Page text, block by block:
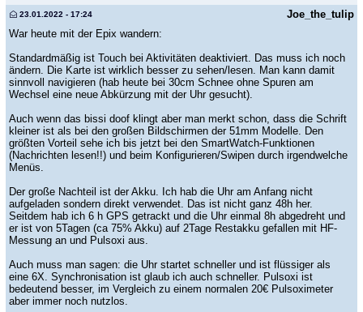
Joe_the_tulip
23.01.2022 - 17:24
War heute mit der Epix wandern:
Standardmäßig ist Touch bei Aktivitäten deaktiviert. Das muss ich noch
ändern. Die Karte ist wirklich besser zu sehen/lesen. Man kann damit
sinnvoll navigieren (hab heute bei 30cm Schnee ohne Spuren am
Wechsel eine neue Abkürzung mit der Uhr gesucht).
Auch wenn das bissi doof klingt aber man merkt schon, dass die Schrift
kleiner ist als bei den großen Bildschirmen der 51mm Modelle. Den
größten Vorteil sehe ich bis jetzt bei den SmartWatch-Funktionen
(Nachrichten lesen!!) und beim Konfigurieren/Swipen durch irgendwelche
Menüs.
Der große Nachteil ist der Akku. Ich hab die Uhr am Anfang nicht
aufgeladen sondern direkt verwendet. Das ist nicht ganz 48h her.
Seitdem hab ich 6 h GPS getrackt und die Uhr einmal 8h abgedreht und
er ist von 5Tagen (ca 75% Akku) auf 2Tage Restakku gefallen mit HF-
Messung an und Pulsoxi aus.
Auch muss man sagen: die Uhr startet schneller und ist flüssiger als
eine 6X. Synchronisation ist glaub ich auch schneller. Pulsoxi ist
bedeutend besser, im Vergleich zu einem normalen 20€ Pulsoximeter
aber immer noch nutzlos.